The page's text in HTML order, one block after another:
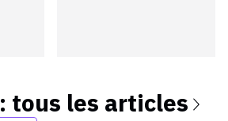
: tous les articles